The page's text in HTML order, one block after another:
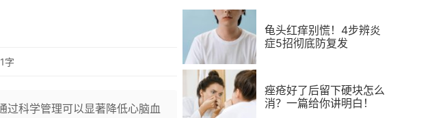
字
过科学管理可以显著降低心脑血
龟头红痒别慌！4步辨炎
症5招彻底防复发
痤疮好了后留下硬块怎么
消？一篇给你讲明白！